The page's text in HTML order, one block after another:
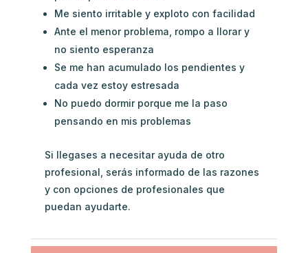
Me siento irritable y exploto con facilidad
Ante el menor problema, rompo a llorar y
no siento esperanza
Se me han acumulado los pendientes y
cada vez estoy estresada
No puedo dormir porque me la paso
pensando en mis problemas
Si llegases a necesitar ayuda de otro
profesional, serás informado de las razones
y con opciones de profesionales que
puedan ayudarte.